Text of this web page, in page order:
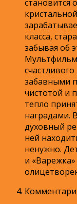
становится
класса,
забывая об
Мультфильм
забавными
чистотой и
тепло
наградами.
духовный
ней
ненужно.
и